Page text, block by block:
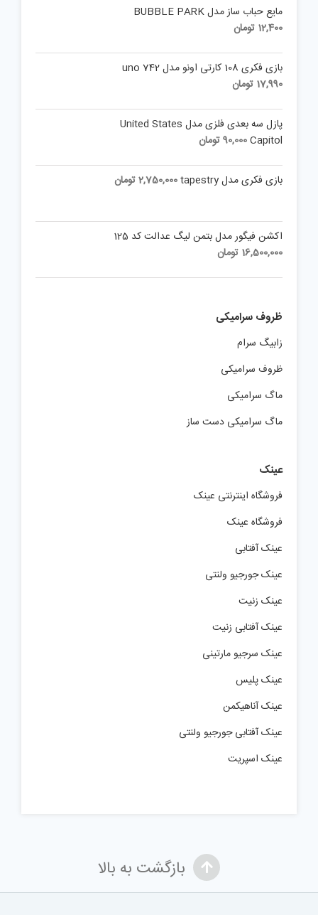
مایع حباب ساز مدل BUBBLE PARK
12,400 تومان
بازی فکری 108 کارتی اونو مدل uno 742
17,990 تومان
پازل سه بعدی فلزی مدل United States
Capitol
90,000تومان
بازی فکری مدل tapestry 2,750,000تومان
اکشن فیگور مدل بتمن لیگ عدالت کد 125
16,500,000 تومان
ظروف سرامیکی
زابیگ سرام
ظروف سرامیکی
ماگ سرامیکی
ماگ سرامیکی دست ساز
عینک
فروشگاه اینترنتی عینک
فروشگاه عینک
عینک آفتابی
عینک جورجیو ولنتی
عینک زنیت
عینک آفتابی زنیت
عینک سرجیو مارتینی
عینک پلیس
عینک آناهیکمن
عینک آفتابی جورجیو ولنتی
عینک اسپریت
بازگشت به بالا